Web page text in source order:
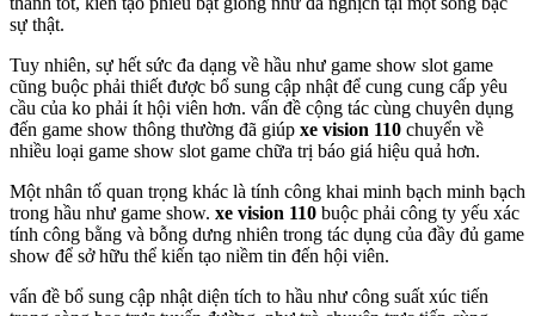
sự thật.
Tuy nhiên, sự hết sức đa dạng về hầu như game show slot game
cũng buộc phải thiết được bổ sung cập nhật để cung cung cấp yêu
cầu của ko phải ít hội viên hơn. vấn đề cộng tác cùng chuyên dụng
đến game show thông thường đã giúp xe vision 110 chuyển về
nhiều loại game show slot game chữa trị báo giá hiệu quả hơn.
Một nhân tố quan trọng khác là tính công khai minh bạch minh bạch
trong hầu như game show. xe vision 110 buộc phải công ty yếu xác
tính công bằng và bỗng dưng nhiên trong tác dụng của đầy đủ game
show để sở hữu thể kiến tạo niềm tin đến hội viên.
vấn đề bổ sung cập nhật diện tích to hầu như công suất xúc tiến